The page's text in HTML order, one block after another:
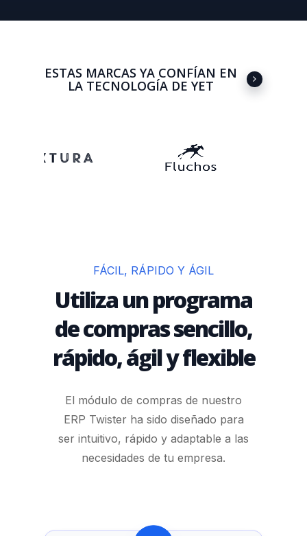
ESTAS MARCAS YA CONFÍAN EN
LA TECNOLOGÍA DE YET
FÁCIL, RÁPIDO Y ÁGIL
Utiliza un programa
de compras sencillo,
rápido, ágil y flexible
El módulo de compras de nuestro
ERP Twister ha sido diseñado para
ser intuitivo, rápido y adaptable a las
necesidades de tu empresa.